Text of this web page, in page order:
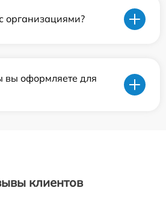
организациями?
вы оформляете для
клиентов